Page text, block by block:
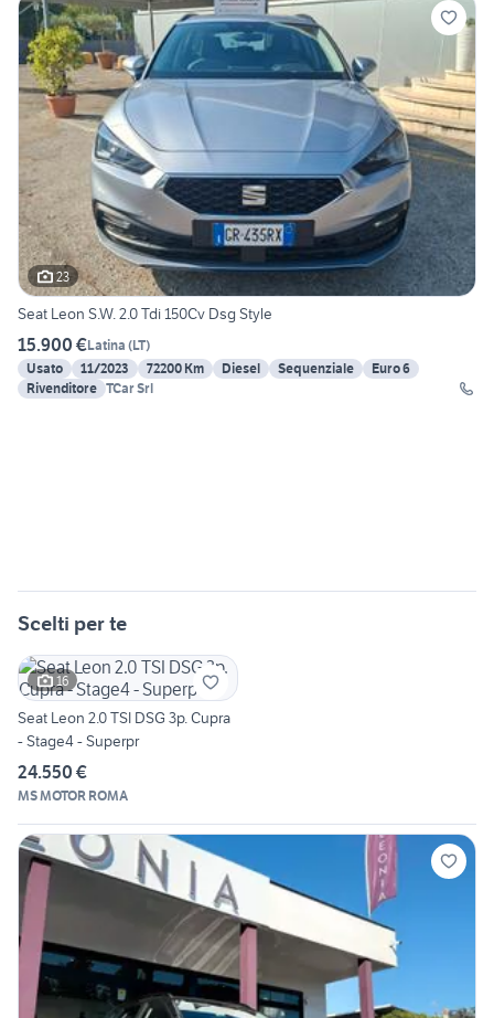
23
Seat Leon S.W. 2.0 Tdi 150Cv Dsg Style
15.900 €Latina (LT)
Usato
11/2023 72200 Km Diesel Sequenziale
Euro 6
Rivenditore TCar Srl
Scelti per te
16
Seat Leon 2.0 TSI DSG 3p. Cupra
- Stage4 - Superpr
24.550 €
MS MOTOR ROMA